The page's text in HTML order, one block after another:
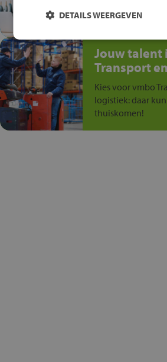
anders is!
Jouw talent
Transport
Kies voor vmbo
logistiek: daar
thuiskomen!
DETAILS WEERGEVEN